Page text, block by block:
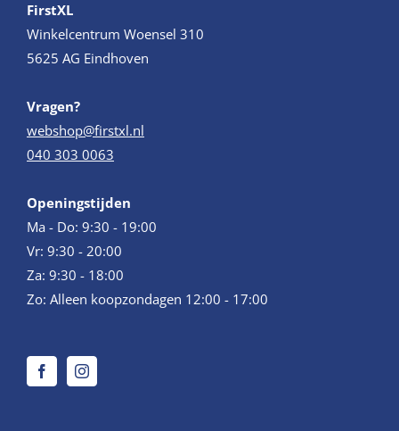
FirstXL
Winkelcentrum Woensel 310
5625 AG Eindhoven
Vragen?
webshop@firstxl.nl
040 303 0063
Openingstijden
Ma - Do: 9:30 - 19:00
Vr: 9:30 - 20:00
Za: 9:30 - 18:00
Zo: Alleen koopzondagen 12:00 - 17:00